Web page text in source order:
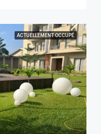
ACTUELLEMENT OCCUPÉ